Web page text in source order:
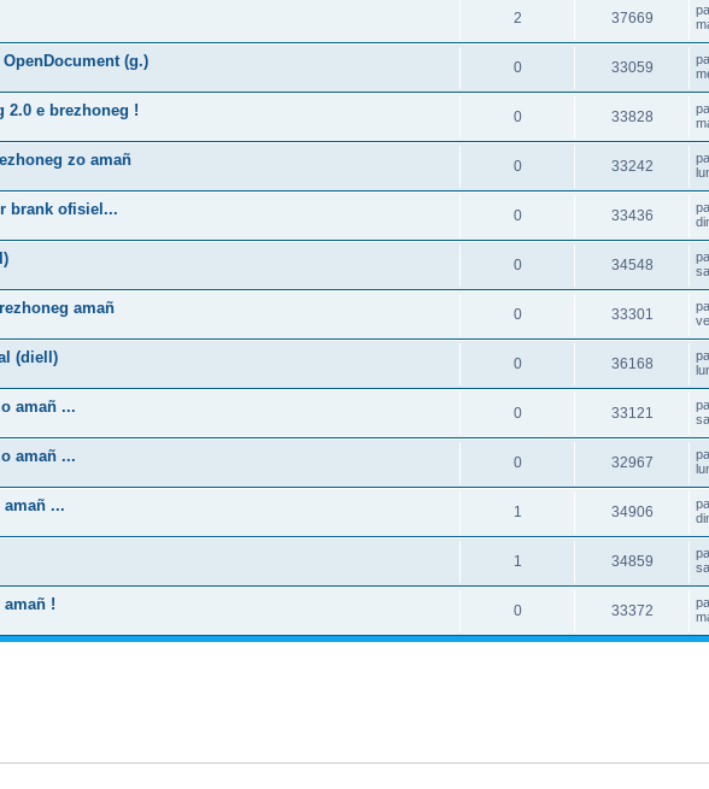
2 37669
(g.) 0 33059
2.0 e brezhoneg ! 0 33828
zo amañ 0 33242
brank ofisiel... 0 33436
0 34548
amañ 0 33301
(diell) 0 36168
amañ ... 0 33121
amañ ... 0 32967
amañ ... 1 34906
1 34859
amañ ! 0 33372